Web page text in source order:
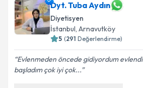
Dyt. Tuba Aydın
Diyetisyen
İstanbul, Arnavutköy
5 (291 Değerlendirme)
Evlenmeden öncede gidiyordum
başladım çok iyi çok...